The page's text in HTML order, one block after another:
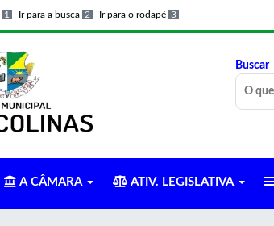
1 Ir para a busca 2 Ir para o rodapé 3
Buscar
A CÂMARA ATIV. LEGISLATIVA